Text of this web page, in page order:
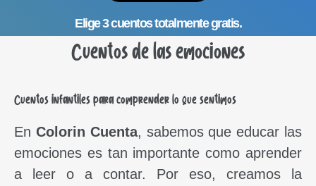
Elige 3 cuentos totalmente gratis.
Cuentos de las emociones
Cuentos infantiles para comprender lo que sentimos
En Colorin Cuenta, sabemos que educar las
emociones es tan importante como aprender
a leer o a contar. Por eso, creamos la